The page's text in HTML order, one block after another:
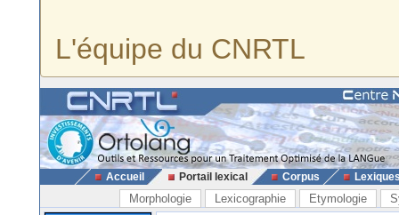
L'équipe du CNRTL
Accueil Portail lexical Corpus
Morphologie Lexicographie Etymologie